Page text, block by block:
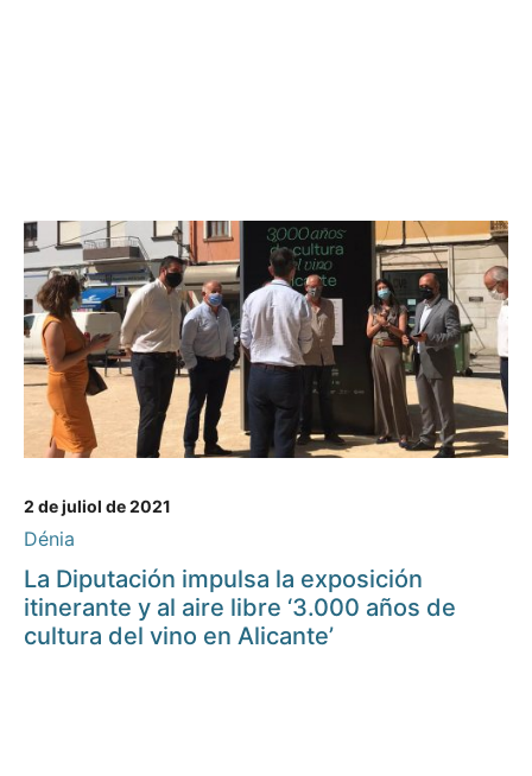
2 de juliol de 2021
Dénia
La Diputación impulsa la exposición
itinerante y al aire libre ‘3.000 años de
cultura del vino en Alicante’